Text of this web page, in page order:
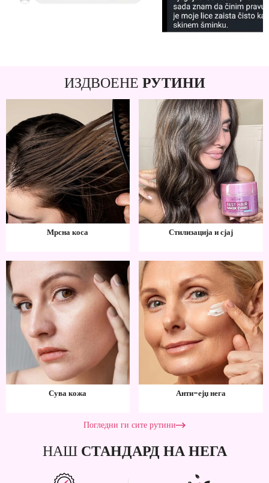
ИЗДВОЕНЕ РУТИНИ
Мрсна коса Стилизација и сјај
Сува кожа Анти-ејџ нега
Погледни ги сите рутини
НАШ СТАНДАРД НА НЕГА